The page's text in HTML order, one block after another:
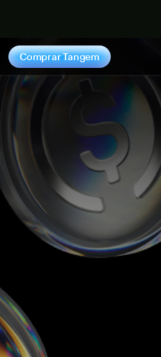
Comprar Tangem